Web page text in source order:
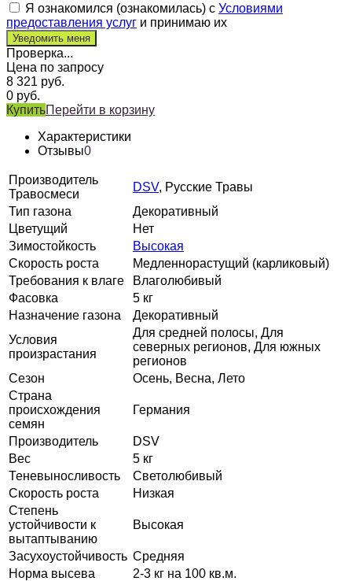
Я ознакомился (ознакомилась) с Условиями
предоставления услуг и принимаю их
Проверка...
Цена по запросу
8 321 руб.
0 руб.
КупитьПерейти в корзину
Характеристики
Отзывы0
Производитель
Травосмеси
DSV, Русские Травы
Тип газона
Декоративный
Цветущий
Нет
Зимостойкость
Высокая
Скорость роста
Медленнорастущий (карликовый)
Требования к влаге
Влаголюбивый
Фасовка
5 кг
Назначение газона
Декоративный
Условия
произрастания
Для средней полосы, Для
северных регионов, Для южных
регионов
Сезон
Осень, Весна, Лето
Страна
происхождения
семян
Германия
Производитель
DSV
Вес
5 кг
Теневыносливость
Светолюбивый
Скорость роста
Низкая
Степень
устойчивости к
вытаптыванию
Высокая
Засухоустойчивость Средняя
Норма высева
2-3 кг на 100 кв.м.